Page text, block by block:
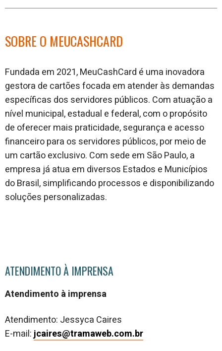
SOBRE O MEUCASHCARD
Fundada em 2021, MeuCashCard é uma inovadora
gestora de cartões focada em atender às demandas
específicas dos servidores públicos. Com atuação a
nível municipal, estadual e federal, com o propósito
de oferecer mais praticidade, segurança e acesso
financeiro para os servidores públicos, por meio de
um cartão exclusivo. Com sede em São Paulo, a
empresa já atua em diversos Estados e Municípios
do Brasil, simplificando processos e disponibilizando
soluções personalizadas.
ATENDIMENTO À IMPRENSA
Atendimento à imprensa
Atendimento: Jessyca Caires
E-mail:jcaires@tramaweb.com.br